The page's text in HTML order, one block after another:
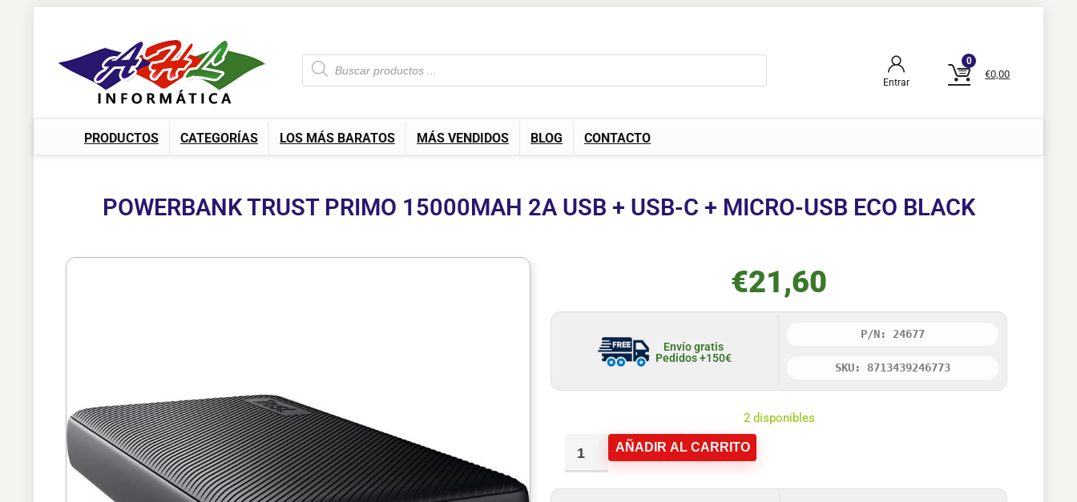
Entrar
0
€0,00
PRODUCTOS CATEGORÍAS LOS MÁS BARATOS MÁS VENDIDOS BLOG CONTACTO
POWERBANK TRUST PRIMO 15000MAH 2A USB + USB-C + MICRO-USB ECO BLACK
€21,60
Envío gratis
Pedidos +150€
P/N: 24677
SKU: 8713439246773
2 disponibles
AÑADIR AL CARRITO